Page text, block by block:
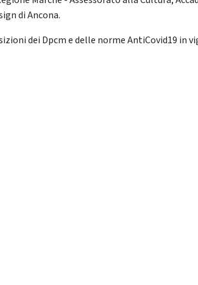
di Ancona.
dei Dpcm e delle norme AntiCovid19 in